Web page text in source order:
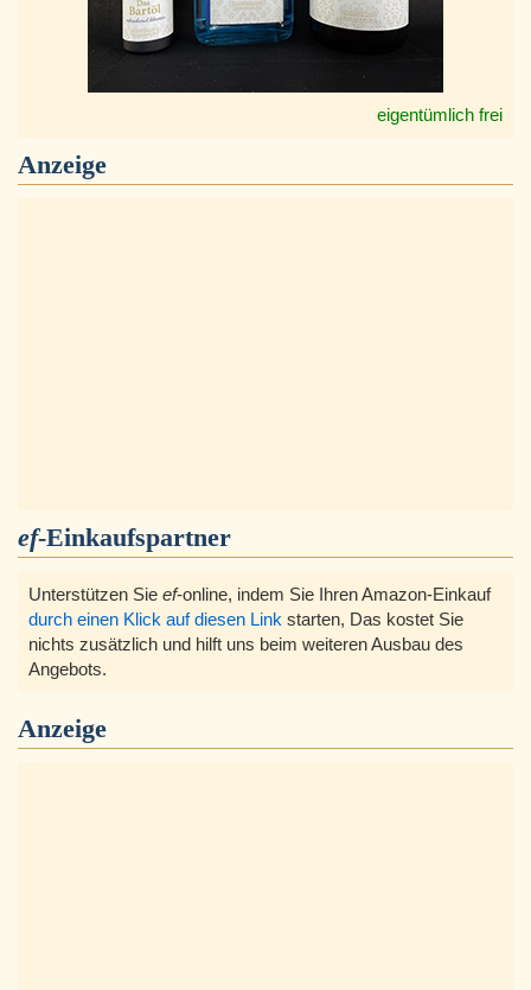
eigentümlich frei
Anzeige
ef-Einkaufspartner
Unterstützen Sie ef-online, indem Sie Ihren Amazon-Einkauf
durch einen Klick auf diesen Link starten, Das kostet Sie
nichts zusätzlich und hilft uns beim weiteren Ausbau des
Angebots.
Anzeige